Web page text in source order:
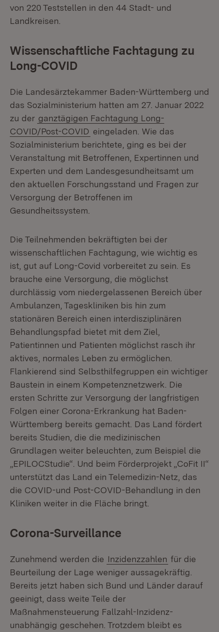
von 220 Teststellen in den 44 Stadt- und
Landkreisen.
Wissenschaftliche Fachtagung zu
Long-COVID
Die Landesärztekammer Baden-Württemberg und
das Sozialministerium hatten am 27. Januar 2022
zu der ganztägigen Fachtagung Long-
COVID/Post-COVID eingeladen. Wie das
Sozialministerium berichtete, ging es bei der
Veranstaltung mit Betroffenen, Expertinnen und
Experten und dem Landesgesundheitsamt um
den aktuellen Forschungsstand und Fragen zur
Versorgung der Betroffenen im
Gesundheitssystem.
Die Teilnehmenden bekräftigten bei der
wissenschaftlichen Fachtagung, wie wichtig es
ist, gut auf Long-Covid vorbereitet zu sein. Es
brauche eine Versorgung, die möglichst
durchlässig vom niedergelassenen Bereich über
Ambulanzen, Tageskliniken bis hin zum
stationären Bereich einen interdisziplinären
Behandlungspfad bietet mit dem Ziel,
Patientinnen und Patienten möglichst rasch ihr
aktives, normales Leben zu ermöglichen.
Flankierend sind Selbsthilfegruppen ein wichtiger
Baustein in einem Kompetenznetzwerk. Die
ersten Schritte zur Versorgung der langfristigen
Folgen einer Corona-Erkrankung hat Baden-
Württemberg bereits gemacht. Das Land fördert
bereits Studien, die die medizinischen
Grundlagen weiter beleuchten, zum Beispiel die
„EPILOCStudie“. Und beim Förderprojekt „CoFit II“
unterstützt das Land ein Telemedizin-Netz, das
die COVID-und Post-COVID-Behandlung in den
Kliniken weiter in die Fläche bringt.
Corona-Surveillance
Zunehmend werden die Inzidenzzahlen für die
Beurteilung der Lage weniger aussagekräftig.
Bereits jetzt haben sich Bund und Länder darauf
geeinigt, dass weite Teile der
Maßnahmensteuerung Fallzahl-Inzidenz-
unabhängig geschehen. Trotzdem bleibt es